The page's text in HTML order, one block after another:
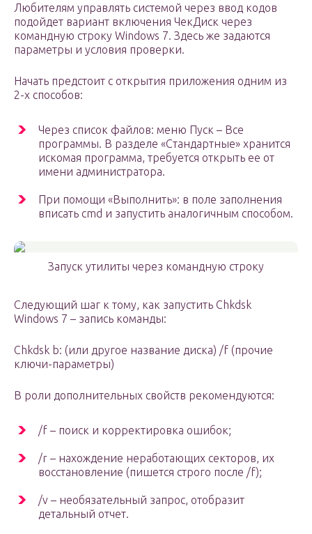
Любителям управлять системой через ввод кодов
подойдет вариант включения ЧекДиск через
командную строку Windows 7. Здесь же задаются
параметры и условия проверки.
Начать предстоит с открытия приложения одним из
2-х способов:
Через список файлов: меню Пуск – Все
программы. В разделе «Стандартные» хранится
искомая программа, требуется открыть ее от
имени администратора.
При помощи «Выполнить»: в поле заполнения
вписать cmd и запустить аналогичным способом.
Запуск утилиты через командную строку
Следующий шаг к тому, как запустить Chkdsk
Windows 7 – запись команды:
Chkdsk b: (или другое название диска) /f (прочие
ключи-параметры)
В роли дополнительных свойств рекомендуются:
/f – поиск и корректировка ошибок;
/r – нахождение неработающих секторов, их
восстановление (пишется строго после /f);
/v – необязательный запрос, отобразит
детальный отчет.